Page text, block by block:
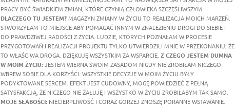
PRACY BYĆ ŚWIADKIEM ZMIAN, KTÓRE CZYNIĄ CZŁOWIEKA SZCZĘŚLIWSZYM.
DLACZEGO TU JESTEM?MAGAZYN ZMIANY W ŻYCIU TO REALIZACJA MOICH MARZEŃ.
STWORZYŁAM TO MIEJSCE ABY POMAGAĆ INNYM W ZNALEZIENIU DROGI DO SIEBIE I
DO PRAWDZIWEJ RADOŚCI Z ŻYCIA. LUDZIE, KTÓRYCH POZNAŁAM W PROCESIE
PRZYGOTOWAŃ I REALIZACJI PROJEKTU TYLKO UTWIERDZILI MNIE W PRZEKONANIU, ŻE
TO WŁAŚCIWA DROGA. DZIĘKUJĘ WSZYSTKIM ZA WSPARCIE. Z CZEGO JESTEM DUMNA
W MOIM ŻYCIU:JESTEM WIERNA SWOIM ZASADOM NIGDY NIE ZROBIŁAM NICZEGO
WBREW SOBIE DLA KORZYŚCI. WSZYSTKIE DECYZJE W MOIM ŻYCIU BYŁY
PODYKTOWANE SERCEM. EFEKT JEST CUDOWNY, MOGĘ POWIEDZIEĆ Z PEŁNĄ
SATYSFAKCJĄ, ŻE NICZEGO NIE ŻAŁUJĘ I WSZYSTKO W ŻYCIU ZROBIŁABYM TAK SAMO.
MOJE SŁABOŚCI: NIECIERPLIWOŚĆ I CORAZ GORZEJ ZNOSZĘ PORANNE WSTAWANIE.